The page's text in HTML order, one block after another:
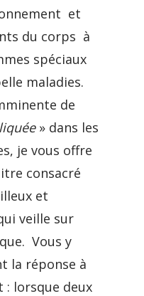
et
du corps à
spéciaux
maladies.
de
» dans les
je vous offre
consacré
et
veille sur
Vous y
la réponse à
: lorsque deux